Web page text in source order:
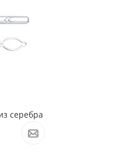
серебра